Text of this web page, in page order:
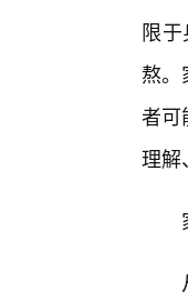
限
熬
者可
理解